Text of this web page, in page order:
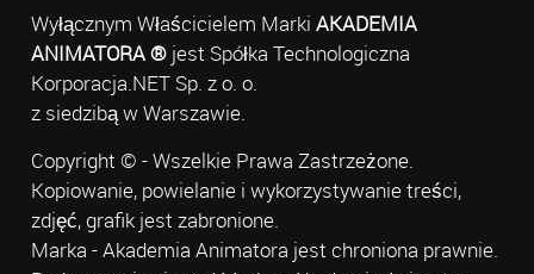
Wyłącznym Właścicielem Marki AKADEMIA
ANIMATORA ®jest Spółka Technologiczna
Korporacja.NET Sp. z o. o.
z siedzibą w Warszawie.
Copyright © - Wszelkie Prawa Zastrzeżone.
Kopiowanie, powielanie i wykorzystywanie treści,
zdjęć, grafik jest zabronione.
Marka - Akademia Animatora jest chroniona prawnie.